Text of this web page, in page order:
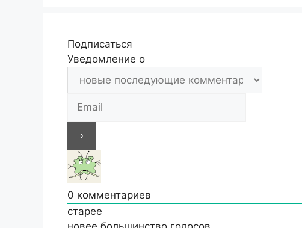
Подписаться
Уведомление о
0 комментариев
старее